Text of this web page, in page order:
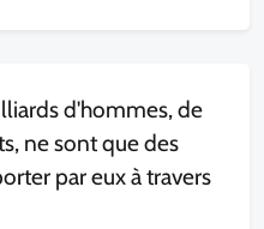
d'hommes, de
ne sont que des
par eux à travers